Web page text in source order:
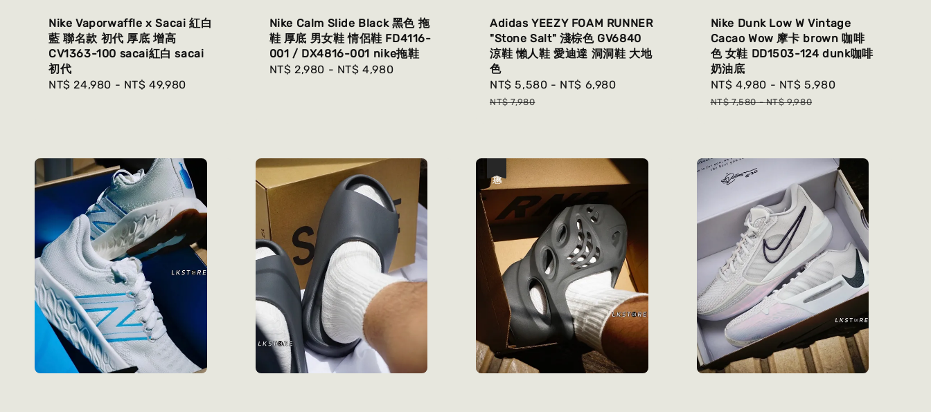
Nike Vaporwaffle x Sacai 紅白
藍 聯名款 初代 厚底 增高
CV1363-100 sacai紅白 sacai
初代
Regular
NT$ 24,980 - NT$ 49,980
Nike Calm Slide Black 黑色 拖
鞋 厚底 男女鞋 情侶鞋 FD4116-
001 / DX4816-001 nike拖鞋
Regular
NT$ 2,980 - NT$ 4,980
Adidas YEEZY FOAM RUNNER
"Stone Salt" 淺棕色 GV6840
涼鞋 懶人鞋 愛迪達 洞洞鞋 大地
色
Sale
price
NT$ 5,580 - NT$ 6,980
NT$ 7,980
Nike Dunk Low W Vintage
Cacao Wow 摩卡 brown 咖啡
色 女鞋 DD1503-124 dunk咖啡
奶油底
Sale
price
NT$ 4,980 - NT$ 5,980
NT$ 7,580-NT$ 9,980